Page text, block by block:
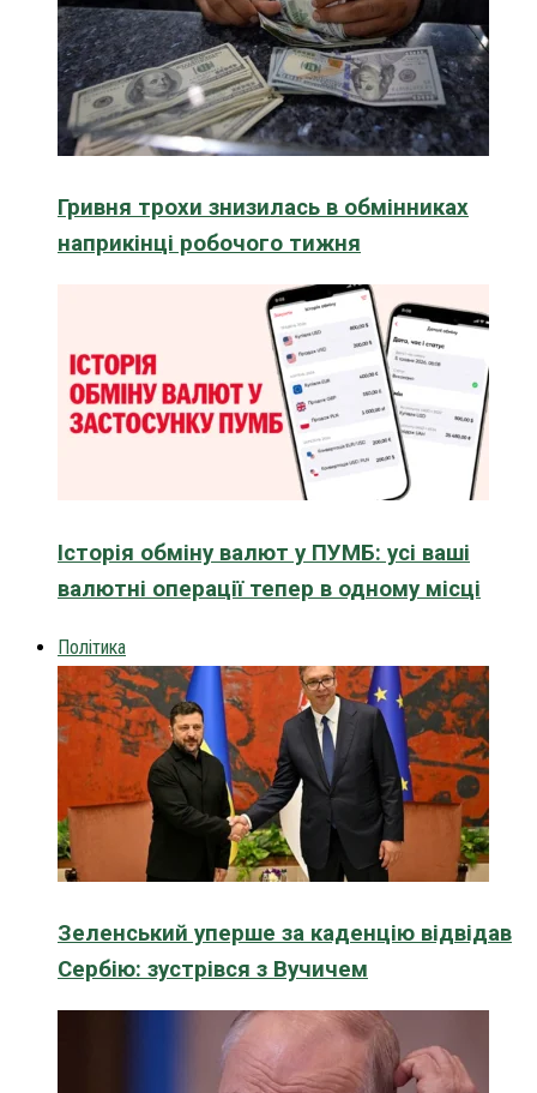
Гривня трохи знизилась в обмінниках
наприкінці робочого тижня
Історія обміну валют у ПУМБ: усі ваші
валютні операції тепер в одному місці
Політика
Зеленський уперше за каденцію відвідав
Сербію: зустрівся з Вучичем